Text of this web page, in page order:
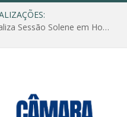
Câmara Municipal de Colares realiza Sessão Solene em Homenagem ao Dia das Mães